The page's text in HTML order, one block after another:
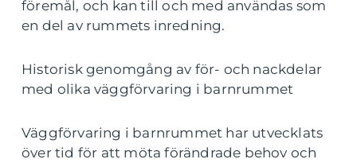
föremål, och kan till och med användas som
en del av rummets inredning.
Historisk genomgång av för- och nackdelar
med olika väggförvaring i barnrummet
Väggförvaring i barnrummet har utvecklats
över tid för att möta förändrade behov och